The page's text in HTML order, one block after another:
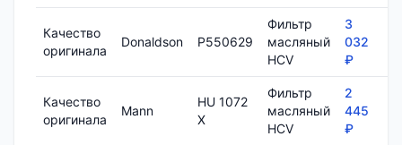
Качество
оригинала
Donaldson P550629
Фильтр
масляный
HCV
3
032
₽
Качество
оригинала
Mann
HU 1072
X
Фильтр
масляный
HCV
2
445
₽